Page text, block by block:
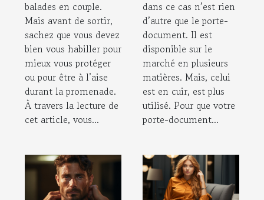
balades en couple.
Mais avant de sortir,
sachez que vous devez
bien vous habiller pour
mieux vous protéger
ou pour être à l’aise
durant la promenade.
À travers la lecture de
cet article, vous...
dans ce cas n’est rien
d’autre que le porte-
document. Il est
disponible sur le
marché en plusieurs
matières. Mais, celui
est en cuir, est plus
utilisé. Pour que votre
porte-document...